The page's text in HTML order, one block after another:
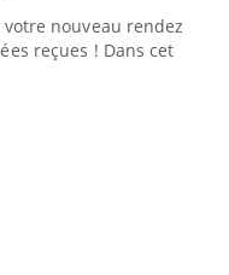
nouveau rendez-
reçues ! Dans cet